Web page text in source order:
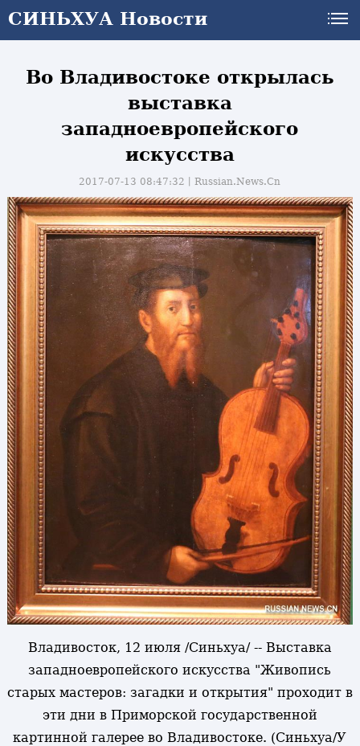
СИНЬХУА Новости
Во Владивостоке открылась
выставка
западноевропейского
искусства
2017-07-13 08:47:32丨Russian.News.Cn
Владивосток, 12 июля /Синьхуа/ -- Выставка
западноевропейского искусства "Живопись
старых мастеров: загадки и открытия" проходит в
эти дни в Приморской государственной
картинной галерее во Владивостоке. (Синьхуа/У